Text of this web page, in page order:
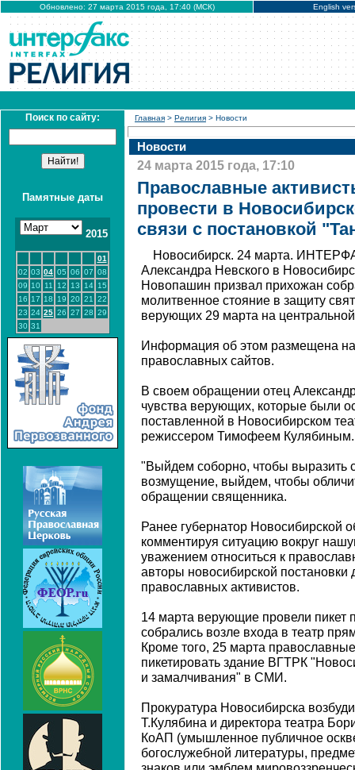
Обновлено: 27 марта 2015 года, 17:40 (МСК) English
Поиск по сайту:
Памятные даты
2015
01
02 03 04 05 06 07 08
09 10 11 12 13 14 15
16 17 18 19 20 21
22
23 24 25 26 27 28 29
30 31
Главная > Религия > Новости
Новости
24 марта 2015 года, 17:10
Православные
провести в
связи с постановкой
Новосибирск. 24 марта.
Александра Невского в
Новопашин призвал прихожан
молитвенное стояние в защиту
верующих 29 марта на
Информация об этом размещена
православных сайтов.
В своем обращении отец
чувства верующих, которые были
поставленной в Новосибирском
режиссером Тимофеем Кулябиным.
"Выйдем соборно, чтобы выразить
возмущение, выйдем, чтобы
обращении священника.
Ранее губернатор Новосибирской
комментируя ситуацию вокруг
уважением относиться к
авторы новосибирской
православных активистов.
14 марта верующие провели пикет
собрались возле входа в театр
Кроме того, 25 марта
пикетировать здание ВГТРК
и замалчивания" в СМИ.
Прокуратура Новосибирска
Т.Кулябина и директора театра
КоАП (умышленное публичное
богослужебной литературы,